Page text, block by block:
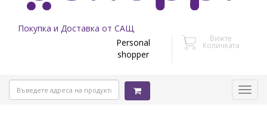
Покупка и Доставка от САЩ
Personal
shopper
Вижте
Количката